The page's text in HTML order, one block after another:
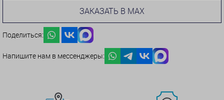
ЗАКАЗАТЬ В MAX
Поделиться:
Напишите нам в мессенджеры: